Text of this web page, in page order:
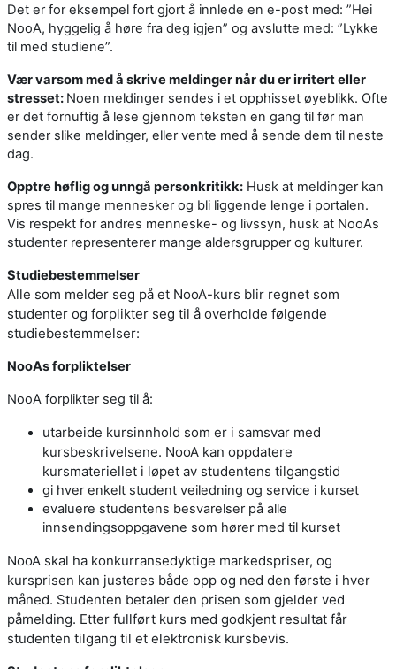
Det er for eksempel fort gjort å innlede en e-post med: ”Hei
NooA, hyggelig å høre fra deg igjen” og avslutte med: ”Lykke
til med studiene”.
Vær varsom med å skrive meldinger når du er irritert eller
stresset: Noen meldinger sendes i et opphisset øyeblikk. Ofte
er det fornuftig å lese gjennom teksten en gang til før man
sender slike meldinger, eller vente med å sende dem til neste
dag.
Opptre høflig og unngå personkritikk: Husk at meldinger kan
spres til mange mennesker og bli liggende lenge i portalen.
Vis respekt for andres menneske- og livssyn, husk at NooAs
studenter representerer mange aldersgrupper og kulturer.
Studiebestemmelser
Alle som melder seg på et NooA-kurs blir regnet som
studenter og forplikter seg til å overholde følgende
studiebestemmelser:
NooAs forpliktelser
NooA forplikter seg til å:
utarbeide kursinnhold som er i samsvar med
kursbeskrivelsene. NooA kan oppdatere
kursmateriellet i løpet av studentens tilgangstid
gi hver enkelt student veiledning og service i kurset
evaluere studentens besvarelser på alle
innsendingsoppgavene som hører med til kurset
NooA skal ha konkurransedyktige markedspriser, og
kursprisen kan justeres både opp og ned den første i hver
måned. Studenten betaler den prisen som gjelder ved
påmelding. Etter fullført kurs med godkjent resultat får
studenten tilgang til et elektronisk kursbevis.